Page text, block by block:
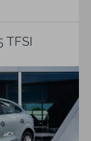
TFSI